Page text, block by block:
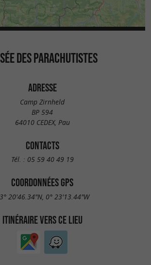
DES PARACHUTISTES
ADRESSE
Camp Zirnheld
BP 594
64010 CEDEX, Pau
CONTACTS
Tél. : 05 59 40 49 19
COORDONNÉES GPS
20'46.34"N, 0° 23'13.44"W
ITINÉRAIRE VERS CE LIEU